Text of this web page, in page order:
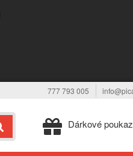
777 793 005
Dárkové